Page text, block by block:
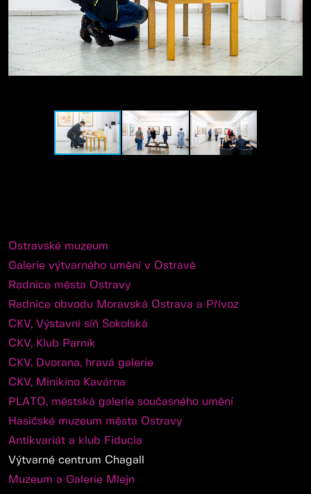
Ostravské muzeum
Galerie výtvarného umění v Ostravě
Radnice města Ostravy
Radnice obvodu Moravská Ostrava a Přívoz
CKV, Výstavní síň Sokolská
CKV, Klub Parník
CKV, Dvorana, hravá galerie
CKV, Minikino Kavárna
PLATO, městská galerie současného umění
Hasičské muzeum města Ostravy
Antikvariát a klub Fiducia
Výtvarné centrum Chagall
Muzeum a Galerie Mlejn